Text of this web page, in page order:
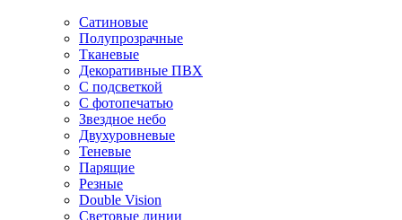
Сатиновые
Полупрозрачные
Тканевые
Декоративные ПВХ
С подсветкой
С фотопечатью
Звездное небо
Двухуровневые
Теневые
Парящие
Резные
Double Vision
Световые линии